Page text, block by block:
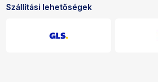
Szállítási lehetőségek